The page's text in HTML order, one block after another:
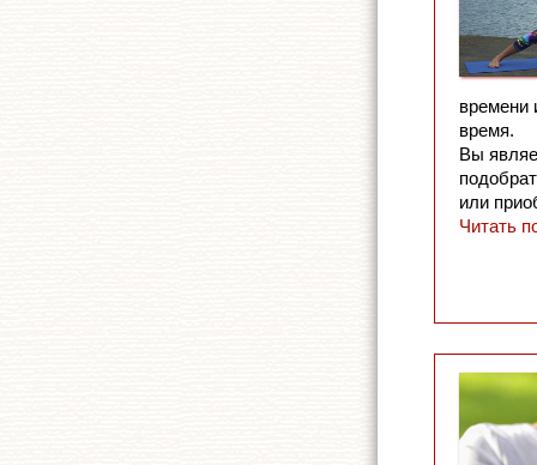
времени
время.
Вы
или
Читать